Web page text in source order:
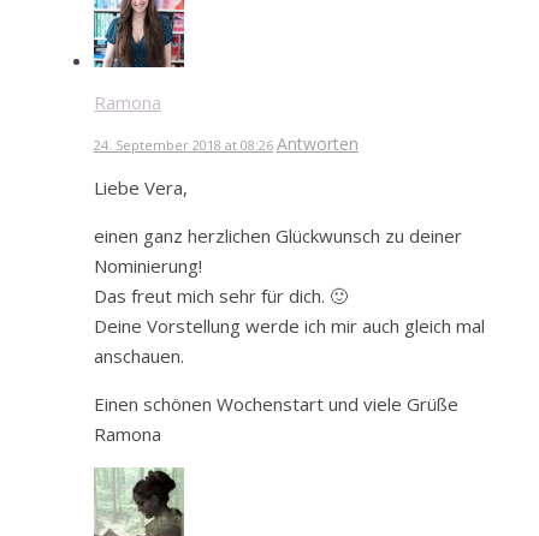
Ramona
24. September 2018 at 08:26 Antworten
Liebe Vera,
einen ganz herzlichen Glückwunsch zu deiner
Nominierung!
Das freut mich sehr für dich. 🙂
Deine Vorstellung werde ich mir auch gleich mal
anschauen.
Einen schönen Wochenstart und viele Grüße
Ramona